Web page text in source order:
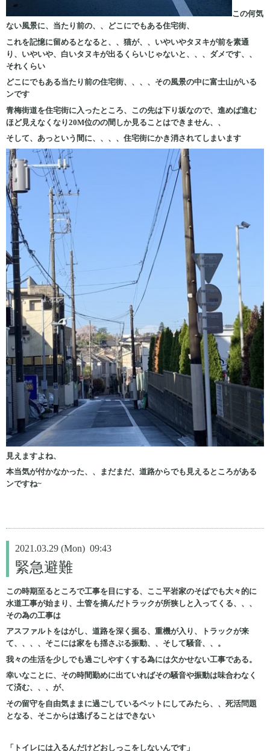
この何気
ない風景に、当たり前の、、どこにでもある住宅街、
これを記憶に留めるとなると、、猫が、、いやいやタヌキが前を素通
り、いやいや、白いタヌキが出るくらいじゃないと、、、ダメです、、
それくらい
どこにでもある当たり前の住宅街、、、、その風景の中に富士山がいる
ンです
青梅街道を住宅街に入ったところ、この先は下り坂なので、進めば進む
ほど見えなくなり20M位のの間しか見ることはできません、、
そして、あっという間に、、、、住宅街にかき消されてしまいます
見えますよね、
本当気が付かなかった、、まだまだ、道路からでも見えるところがある
ンですね~
2021.03.29 (Mon) 09:43
緊急避難
この時期至るところで工事を目にする、ここ平岩家のそばでも大々的に
水道工事が始まり、土管を摘んだトラックが所狭しと入ってくる、、、
その為の工事は
アスファルトをはがし、道路を深く掘る、重機が入り、トラックが来
て、、、、そこには家をも揺さぶる振動、、そして騒音、、。
我々の生活を少しでも過ごしやすくする為には欠かせない工事である。
幸いなことに、その時間勤めに出ていればその騒音や振動は味合わなく
て済む、、、が、
その留守を自由気ままに過ごしているペットにしてみたら、、死活問題
となる、そこからは逃げることはできない
「トイレには入るんだけどおしっこをしないんです」